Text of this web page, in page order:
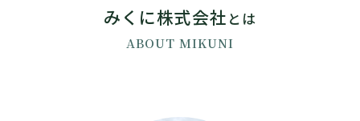
ABOUT MIKUNI
みくに株式会社 とは